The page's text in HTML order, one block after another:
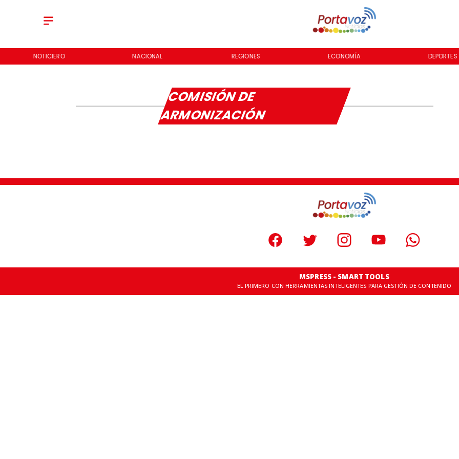
NOTICIERO NACIONAL REGIONES ECONOMÍA DEPORTES
COMISIÓN DE
ARMONIZACIÓN
MSPRESS - SMART TOOLS
EL PRIMERO CON HERRAMIENTAS INTELIGENTES PARA GESTIÓN DE CONTENIDO